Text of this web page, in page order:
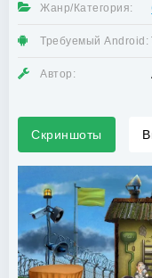
Жанр/Категория:
Требуемый Android:
Автор:
Скриншоты